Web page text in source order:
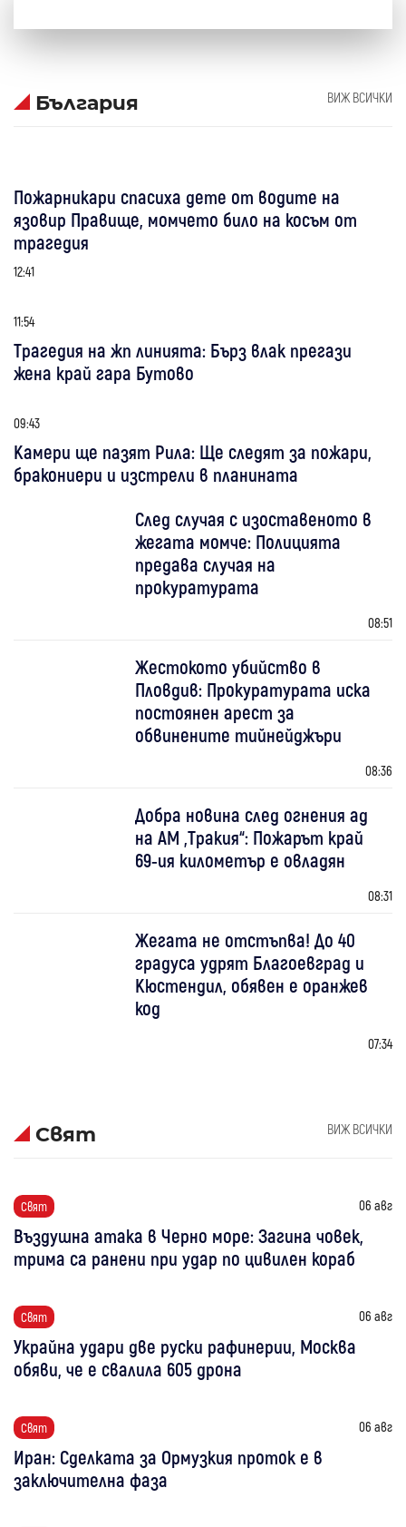
България ВИЖ ВСИЧКИ
Пожарникари спасиха дете от водите на
язовир Правище, момчето било на косъм от
трагедия
12:41
11:54
Трагедия на жп линията: Бърз влак прегази
жена край гара Бутово
09:43
Камери ще пазят Рила: Ще следят за пожари,
бракониери и изстрели в планината
След случая с изоставеното в
жегата момче: Полицията
предава случая на
прокуратурата
08:51
Жестокото убийство в
Пловдив: Прокуратурата иска
постоянен арест за
обвинените тийнейджъри
08:36
Добра новина след огнения ад
на АМ „Тракия“: Пожарът край
69-ия километър е овладян
08:31
Жегата не отстъпва! До 40
градуса удрят Благоевград и
Кюстендил, обявен е оранжев
код
07:34
Свят ВИЖ ВСИЧКИ
Свят 06 авг
Въздушна атака в Черно море: Загина човек,
трима са ранени при удар по цивилен кораб
Свят 06 авг
Украйна удари две руски рафинерии, Москва
обяви, че е свалила 605 дрона
Свят 06 авг
Иран: Сделката за Ормузкия проток е в
заключителна фаза